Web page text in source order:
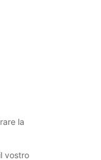
la
vostro